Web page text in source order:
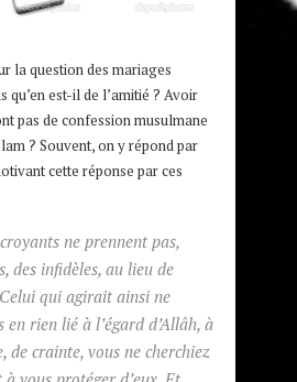
la question des mariages
qu’en est-il de l’amitié ? Avoir
pas de confession musulmane
? Souvent, on y répond par
cette réponse par ces
ne prennent pas,
des infidèles, au lieu de
qui agirait ainsi ne
en rien lié à l’égard d’Allâh, à
de crainte, vous ne cherchiez